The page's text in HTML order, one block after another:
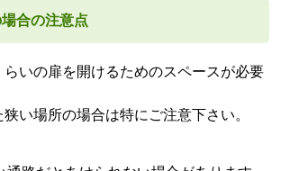
合の注意点
いの扉を開けるためのスペースが必要
い場所の場合は特にご注意下さい。